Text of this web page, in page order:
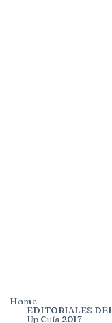
Home
EDITORIALES
Up Guía 2017